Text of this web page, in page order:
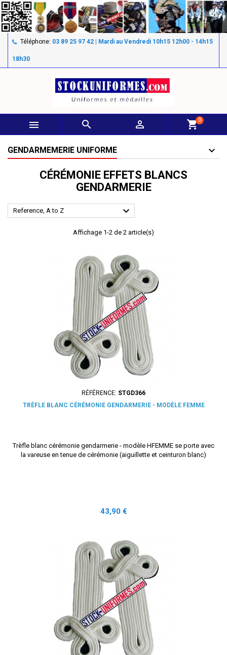
Téléphone: 03 89 25 97 42 | Mardi au Vendredi 10h15 12h00 - 14h15
18h30
   shopping_cart0
GENDARMEMERIE UNIFORME
CÉRÉMONIE EFFETS BLANCS
GENDARMERIE
Reference, A to Z 
Affichage 1-2 de 2 article(s)
RÉFÉRENCE: STGD366
TRÈFLE BLANC CÉRÉMONIE GENDARMERIE - MODÈLE FEMME
Trèfle blanc cérémonie gendarmerie - modèle HFEMME se porte avec
la vareuse en tenue de cérémonie (aiguillette et ceinturon blanc)
Prix
43,90 €